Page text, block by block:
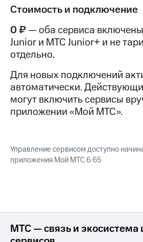
Интернет,
ТВ и телефон
для дома
Спутниковое
ТВ
Услуги
и подписки
МТС
Premium
фильмы,
музыка
и многое
фильмы,
и многое
другое
Семейная
Скидка
на тарифы,
общие
подписки
к геолокации
Сертификаты
рукой
в Мой МТС
Стоимость и подключение
0 ₽— оба сервиса
Junior и МТС Junior+ и не
отдельно.
Для новых подключений
автоматически.
могут включить сервисы
приложении «Мой МТС».
Управление сервисом доступно
приложения Мой МТС 6.65
МТС — связь и